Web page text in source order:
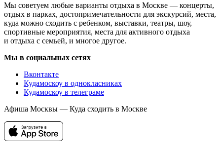
Мы советуем любые варианты отдыха в Москве — концерты,
отдых в парках, достопримечательности для экскурсий, места,
куда можно сходить с ребенком, выставки, театры, шоу,
спортивные мероприятия, места для активного отдыха
и отдыха с семьей, и многое другое.
Мы в социальных сетях
Вконтакте
Кудамоскоу в однокласниках
Кудамоскоу в телеграме
Афиша Москвы — Куда сходить в Москве